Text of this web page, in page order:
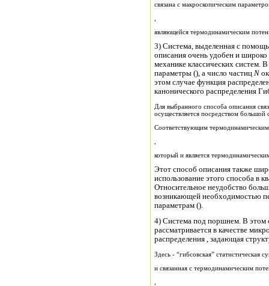
связана с макроскопическим
являющейся термодинамическим
3) Система, выделенная с
описания очень удобен и широко
механике классических систем.
параметры (), а число частиц N
этом случае функция распределения вводится с помощью
канонического распределения
Для выбранного способа описания
осуществляется посредством большой
Соответствующим термодинамическим
который и является
Этот способ описания также
использование этого способа в
Относительное неудобство
возникающей необходимостью
параметрам ().
4) Система под поршнем. В этом
рассматривается в качестве
распределения , задающая
Здесь - “гибсовская” статистическая
и связанная с термодинамическим